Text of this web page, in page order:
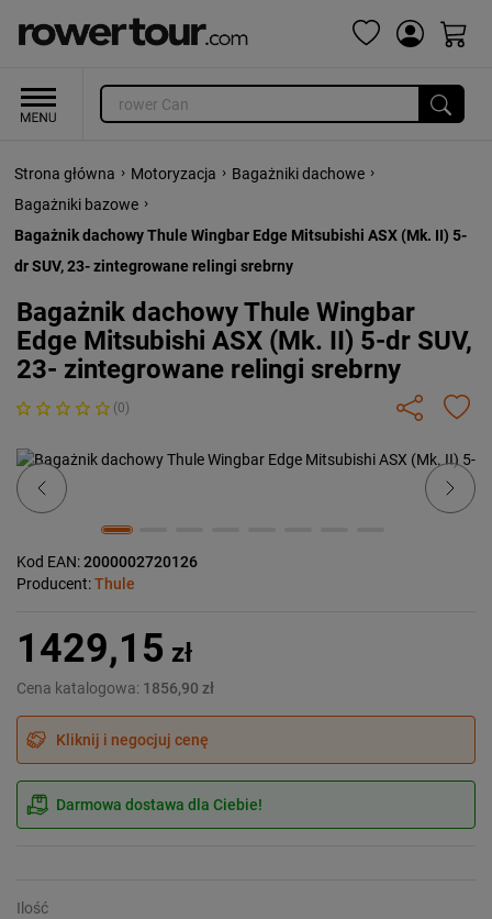
Strona główna › Motoryzacja › Bagażniki dachowe ›
Bagażniki bazowe ›
Bagażnik dachowy Thule Wingbar Edge Mitsubishi ASX (Mk. II) 5-
dr SUV, 23- zintegrowane relingi srebrny
Bagażnik dachowy Thule Wingbar
Edge Mitsubishi ASX (Mk. II) 5-dr SUV,
23- zintegrowane relingi srebrny
(0)
Previous Next
Kod EAN:2000002720126
Producent:Thule
1429,15 zł
Cena katalogowa: 1856,90 zł
Kliknij i negocjuj cenę
Darmowa dostawa dla Ciebie!
Ilość